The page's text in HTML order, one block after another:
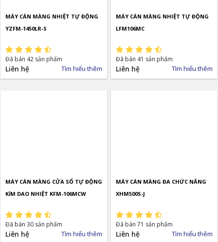
MÁY CÁN MÀNG NHIỆT TỰ ĐỘNG
YZFM-1450LR-S
Đã bán 42 sản phẩm
Liên hệ Tìm hiểu thêm
MÁY CÁN MÀNG NHIỆT TỰ ĐỘNG
LFM106MC
Đã bán 41 sản phẩm
Liên hệ Tìm hiểu thêm
MÁY CÁN MÀNG CỬA SỔ TỰ ĐỘNG
KỉM DAO NHIỆT KFM-106MCW
Đã bán 30 sản phẩm
Liên hệ Tìm hiểu thêm
MÁY CÁN MÀNG ĐA CHỨC NĂNG
XHM500S-J
Đã bán 71 sản phẩm
Liên hệ Tìm hiểu thêm